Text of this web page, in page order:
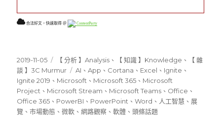
合法好文，快速取得 ＠ ContentParty
發
佈
日
期:
2019-11-05
分
類
【 分析 】Analysis 、 【 知識 】Knowledge 、
【 雜
談 】3C Murmur
標
籤
AI 、App 、 Cortana 、 Excel 、 Ignite 、
Ignite 2019 、 Microsoft 、 Microsoft 365 、 Microsoft
Project 、 Microsoft Stream 、 Microsoft Teams 、 Office 、
Office 365 、 PowerBI 、 PowerPoint 、Word 、 人工智慧 、 展
覽 、市場動態 、微軟 、網路觀察 、軟體 、頭條話題